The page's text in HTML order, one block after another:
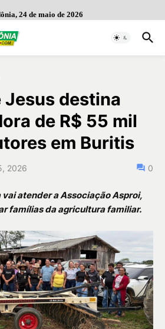
24 de maio de 2026
Jesus destina
de R$ 55 mil
em Buritis
2026 0
atender a Associação Asproi,
famílias da agricultura familiar.